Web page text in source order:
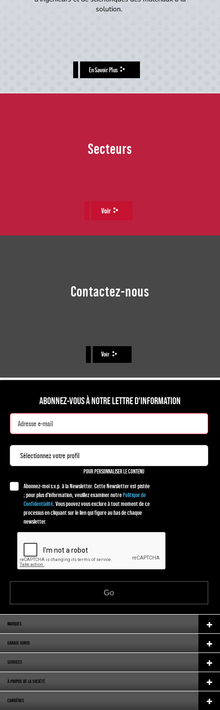
solution.
En Savoir Plus
Secteurs
Voir
Contactez-nous
Voir
ABONNEZ-VOUS À NOTRE LETTRE D'INFORMATION
POUR PERSONNALISER LE CONTENU
Abonnez-moi s.v.p. à la Newsletter. Cette Newsletter est pistée
; pour plus d'information, veuillez examiner notrePolitique de
Confidentialité. Vous pouvez vous exclure à tout moment de ce
processus en cliquant sur le lien qui figure au bas de chaque
newsletter.
Go
MARQUES
GARAGE GURUS
SERVICES
À PROPOS DE LA SOCIÉTÉ
CARRIÈRES